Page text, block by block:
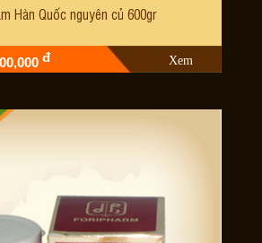
Hàn Quốc nguyên củ 600gr
đ Xem